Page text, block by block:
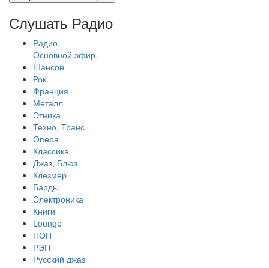
Слушать Радио
Радио.
Основной эфир.
Шансон
Рок
Франция
Металл
Этника
Техно, Транс
Опера
Классика
Джаз, Блюз
Клезмер
Барды
Электроника
Книги
Lounge
ПОП
РЭП
Русский джаз